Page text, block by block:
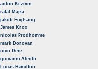
anton Kuzmin
rafal Majka
jakob Fuglsang
James Knox
nicolas Prodhomme
mark Donovan
nico Denz
giovanni Aleotti
Lucas Hamilton